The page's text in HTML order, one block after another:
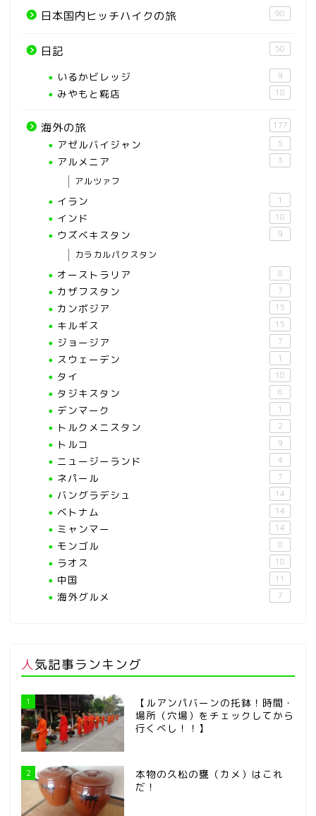
日本国内ヒッチハイクの旅 98
日記 50
いるかビレッジ 9
みやもと糀店 18
海外の旅 177
アゼルバイジャン 5
アルメニア 3
アルツァフ
イラン 1
インド 18
ウズベキスタン 9
カラカルパクスタン
オーストラリア 8
カザフスタン 7
カンボジア 15
キルギス 15
ジョージア 7
スウェーデン 1
タイ 18
タジキスタン 6
デンマーク 1
トルクメニスタン 2
トルコ 9
ニュージーランド 4
ネパール 7
バングラデシュ 14
ベトナム 14
ミャンマー 14
モンゴル 8
ラオス 18
中国 11
海外グルメ 7
人気記事ランキング
1
【ルアンパバーンの托鉢！時間・
場所（穴場）をチェックしてから
行くべし！！】
2
本物の久松の甕（カメ）はこれ
だ！